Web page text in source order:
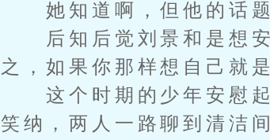
她知道啊，但他的话题
后知后觉刘景和是想安
之，如果你那样想自己就
这个时期的少年安慰起
笑纳，两人一路聊到清洁